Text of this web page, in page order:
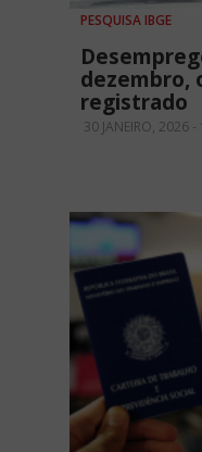
PESQUISA IBGE
dezembro,
registrado
30 JANEIRO, 2026